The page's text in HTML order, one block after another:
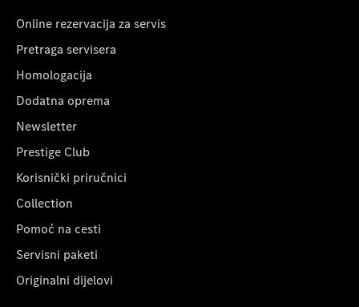
Online rezervacija za servis
Pretraga servisera
Homologacija
Dodatna oprema
Newsletter
Prestige Club
Korisnički priručnici
Collection
Pomoć na cesti
Servisni paketi
Originalni dijelovi